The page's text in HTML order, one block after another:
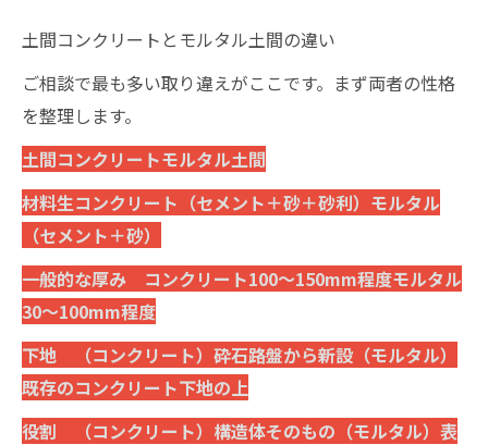
土間コンクリートとモルタル土間の違い
ご相談で最も多い取り違えがここです。まず両者の性格
を整理します。
土間コンクリートモルタル土間
材料生コンクリート（セメント＋砂＋砂利）モルタル
（セメント＋砂）
一般的な厚み コンクリート100〜150mm程度モルタル
30〜100mm程度
下地 （コンクリート）砕石路盤から新設（モルタル）
既存のコンクリート下地の上
役割 （コンクリート）構造体そのもの（モルタル）表